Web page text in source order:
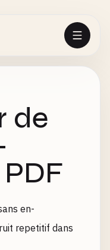
de
en-
repetitif dans